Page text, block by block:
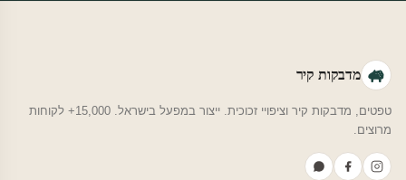
מדבקות קיר
טפטים, מדבקות קיר וציפויי זכוכית. ייצור במפעל בישראל. 15,000+ לקוחות
מרוצים.